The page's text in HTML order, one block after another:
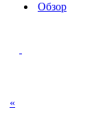
Обзор
«